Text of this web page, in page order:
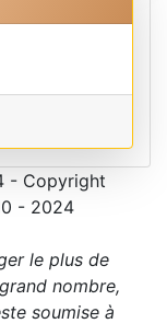
- Copyright
- 2024
le plus de
nombre,
soumise à